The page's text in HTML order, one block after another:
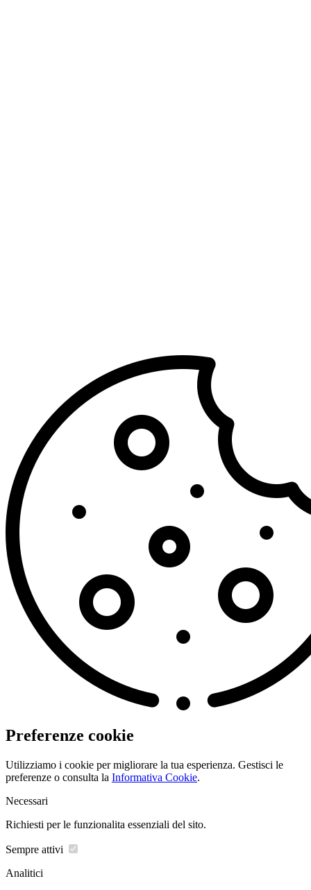
Preferenze cookie
Utilizziamo i cookie per migliorare la tua esperienza. Gestisci le
preferenze o consulta la Informativa Cookie.
Necessari
Richiesti per le funzionalita essenziali del sito.
Sempre attivi
Analitici